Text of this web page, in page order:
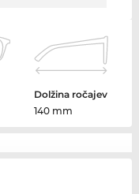
Dolžina ročajev
140 mm